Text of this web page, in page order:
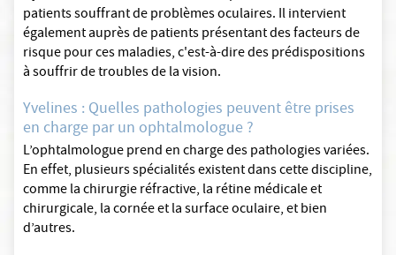
patients souffrant de problèmes oculaires. Il intervient
également auprès de patients présentant des facteurs de
risque pour ces maladies, c'est-à-dire des prédispositions
à souffrir de troubles de la vision.
Yvelines : Quelles pathologies peuvent être prises
en charge par un ophtalmologue ?
L’ophtalmologue prend en charge des pathologies variées.
En effet, plusieurs spécialités existent dans cette discipline,
comme la chirurgie réfractive, la rétine médicale et
chirurgicale, la cornée et la surface oculaire, et bien
d’autres.